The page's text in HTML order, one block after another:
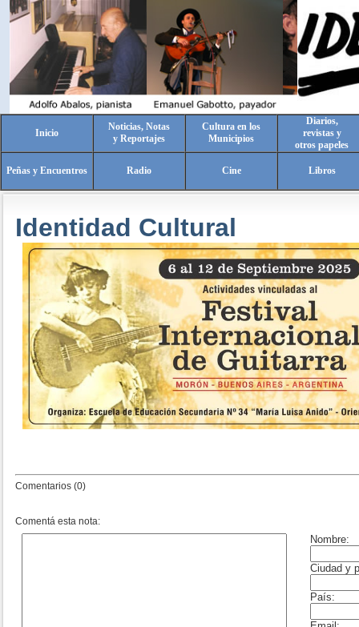
Inicio
Noticias, Notas
y Reportajes
Cultura en los
Municipios
Diarios,
revistas y
otros papeles
Peñas y Encuentros Radio Cine Libros
Identidad Cultural
Comentarios (0)
Comentá esta nota: